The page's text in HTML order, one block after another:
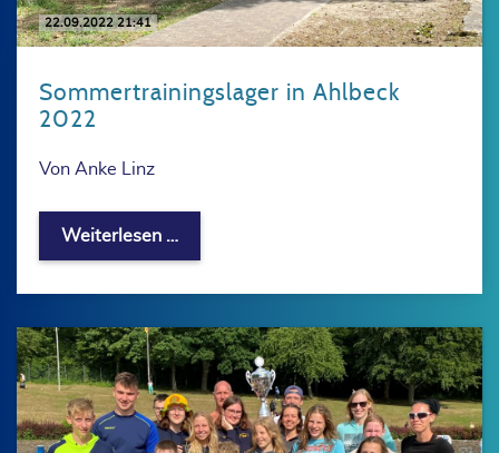
22.09.2022 21:41
Sommertrainingslager in Ahlbeck
2022
Von Anke Linz
Weiterlesen …